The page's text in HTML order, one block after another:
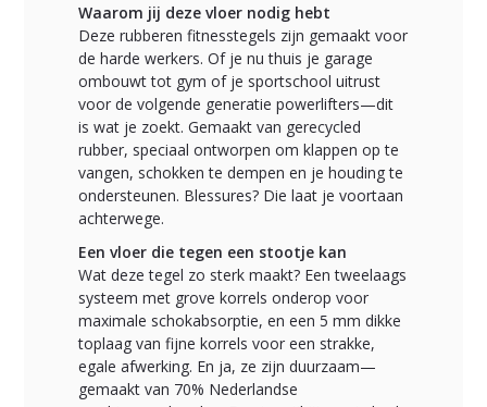
Waarom jij deze vloer nodig hebt
Deze rubberen fitnesstegels zijn gemaakt voor
de harde werkers. Of je nu thuis je garage
ombouwt tot gym of je sportschool uitrust
voor de volgende generatie powerlifters—dit
is wat je zoekt. Gemaakt van gerecycled
rubber, speciaal ontworpen om klappen op te
vangen, schokken te dempen en je houding te
ondersteunen. Blessures? Die laat je voortaan
achterwege.
Een vloer die tegen een stootje kan
Wat deze tegel zo sterk maakt? Een tweelaags
systeem met grove korrels onderop voor
maximale schokabsorptie, en een 5 mm dikke
toplaag van fijne korrels voor een strakke,
egale afwerking. En ja, ze zijn duurzaam—
gemaakt van 70% Nederlandse